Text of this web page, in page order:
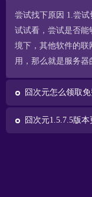
尝试找下原因 1.尝
试试看，尝试是否能
境下，其他软件的联
用，那么就是服务器
囧次元怎么领取
囧次元1.5.7.5版